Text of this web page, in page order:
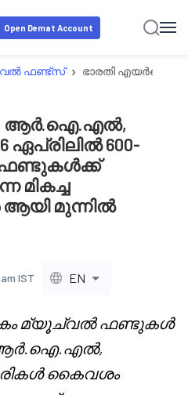
Open Demat Account
ഫണ്ട്സ് › ഭാരതി
ആർ.ഐ.എൽ,
600-
മുന്നിൽ
IST EN
മ്യൂച്വൽ ഫണ്ടുകൾ
ആർ.ഐ.എൽ,
കൈവശം